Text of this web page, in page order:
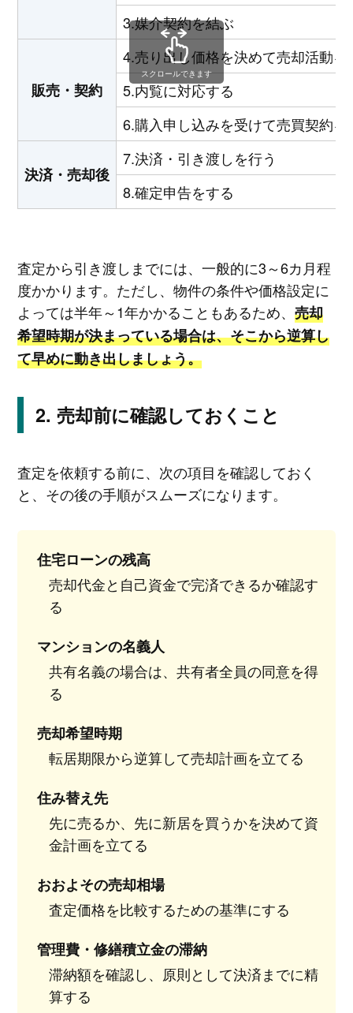
3.媒介契約を結ぶ
販売・契約
4.売り出し価格を決めて売却活動を
5.内覧に対応する
6.購入申し込みを受けて売買契約を
決済・売却後
7.決済・引き渡しを行う
8.確定申告をする
スクロールできます
査定から引き渡しまでには、一般的に3～6カ月程
度かかります。ただし、物件の条件や価格設定に
よっては半年～1年かかることもあるため、 売却
希望時期が決まっている場合は、そこから逆算し
て早めに動き出しましょう。
売却前に確認しておくこと
査定を依頼する前に、次の項目を確認しておく
と、その後の手順がスムーズになります。
住宅ローンの残高
売却代金と自己資金で完済できるか確認す
る
マンションの名義人
共有名義の場合は、共有者全員の同意を得
る
売却希望時期
転居期限から逆算して売却計画を立てる
住み替え先
先に売るか、先に新居を買うかを決めて資
金計画を立てる
おおよその売却相場
査定価格を比較するための基準にする
管理費・修繕積立金の滞納
滞納額を確認し、原則として決済までに精
算する